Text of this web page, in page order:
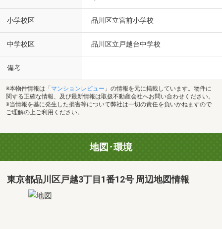
小学校区 品川区立宮前小学校
中学校区 品川区立戸越台中学校
備考
※本物件情報は「 マンションレビュー 」の情報を元に掲載しています。物件に
関する正確な情報、及び最新情報は取扱不動産会社へお問い合わせください。
※当情報を基に発生した損害等について弊社は一切の責任を負いかねますので
ご理解の上ご利用ください。
地図･環境
東京都品川区戸越3丁目1番12号 周辺地図情報